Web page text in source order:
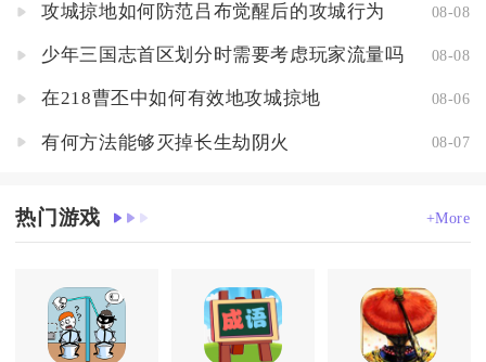
攻城掠地如何防范吕布觉醒后的攻城行为 08-08
少年三国志首区划分时需要考虑玩家流量吗 08-08
在218曹丕中如何有效地攻城掠地 08-06
有何方法能够灭掉长生劫阴火 08-07
热门游戏 +More